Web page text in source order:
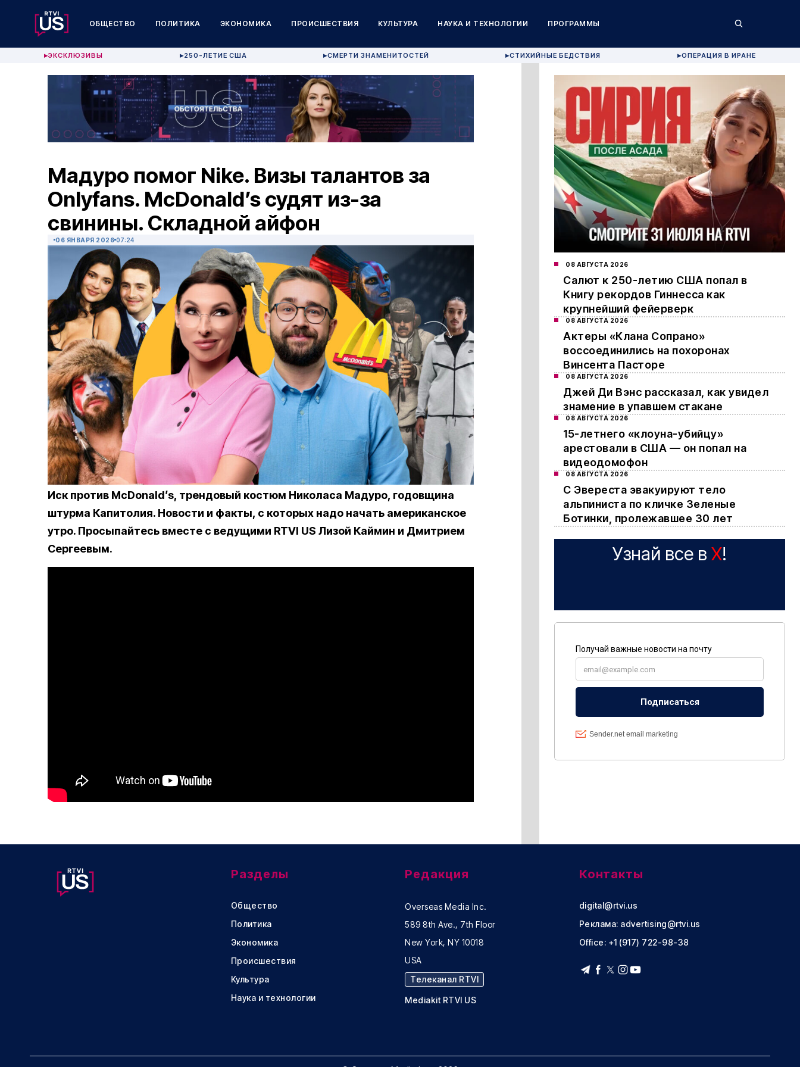
ОБЩЕСТВО ПОЛИТИКА ЭКОНОМИКА ПРОИСШЕСТВИЯ КУЛЬТУРА НАУКА И ТЕХНОЛОГИИ ПРОГРАММЫ
▶ЭКСКЛЮЗИВЫ ▶250-ЛЕТИЕ США ▶СМЕРТИ ЗНАМЕНИТОСТЕЙ ▶СТИХИЙНЫЕ БЕДСТВИЯ ▶ОПЕРАЦИЯ В ИРАНЕ
Мадуро помог Nike. Визы талантов за
Onlyfans. McDonald’s судят из-за
свинины. Складной айфон
06 ЯНВАРЯ 2026 07:24
Иск против McDonald’s, трендовый костюм Николаса Мадуро, годовщина
штурма Капитолия. Новости и факты, с которых надо начать американское
утро. Просыпайтесь вместе с ведущими RTVI US Лизой Каймин и Дмитрием
Сергеевым.
08 АВГУСТА 2026
Салют к 250-летию США попал в
Книгу рекордов Гиннесса как
крупнейший фейерверк
08 АВГУСТА 2026
Актеры «Клана Сопрано»
воссоединились на похоронах
Винсента Пасторе
08 АВГУСТА 2026
Джей Ди Вэнс рассказал, как увидел
знамение в упавшем стакане
08 АВГУСТА 2026
15-летнего «клоуна-убийцу»
арестовали в США — он попал на
видеодомофон
08 АВГУСТА 2026
С Эвереста эвакуируют тело
альпиниста по кличке Зеленые
Ботинки, пролежавшее 30 лет
Узнай все в X!
Разделы
Общество
Политика
Экономика
Происшествия
Культура
Наука и технологии
Редакция
Overseas Media Inc.
589 8th Ave., 7th Floor
New York, NY 10018
USA
Телеканал RTVI
Mediakit RTVI US
Контакты
digital@rtvi.us
Реклама: advertising@rtvi.us
Office: +1 (917) 722-98-38